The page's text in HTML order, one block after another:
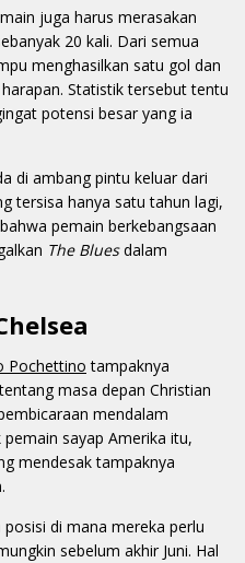
juga harus merasakan
20 kali. Dari semua
menghasilkan satu gol dan
Statistik tersebut tentu
potensi besar yang ia
di ambang pintu keluar dari
tersisa hanya satu tahun lagi,
pemain berkebangsaan
The Bluesdalam
Pochettino tampaknya
masa depan Christian
mendalam
sayap Amerika itu,
mendesak tampaknya
di mana mereka perlu
sebelum akhir Juni. Hal